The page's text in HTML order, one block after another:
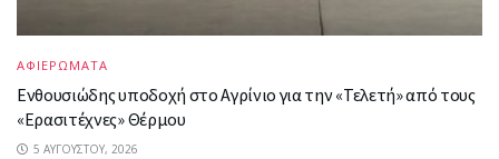
ΑΦΙΕΡΩΜΑΤΑ
Ενθουσιώδης υποδοχή στο Αγρίνιο για την «Τελετή» από τους
«Ερασιτέχνες» Θέρμου
5 ΑΥΓΟΎΣΤΟΥ, 2026